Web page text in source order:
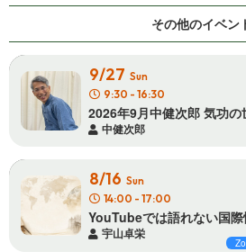
その他の イ ベ ン
9/27 Sun
9:30 - 16:30
2026年9月中健次郎 気 功 の
中健次郎
8/16 Sun
14:00 - 17:00
YouTubeでは語れない国際
宇山卓栄